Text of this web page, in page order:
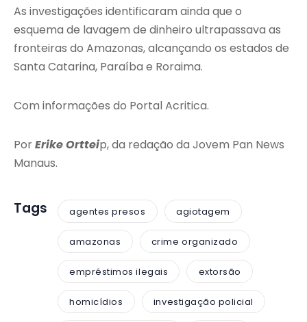
As investigações identificaram ainda que o
esquema de lavagem de dinheiro ultrapassava as
fronteiras do Amazonas, alcançando os estados de
Santa Catarina, Paraíba e Roraima.
Com informações do Portal Acritica.
PorErike Ortteip, da redação da Jovem Pan News
Manaus.
Tags agentes presos agiotagem
amazonas crime organizado
empréstimos ilegais extorsão
homicídios investigação policial